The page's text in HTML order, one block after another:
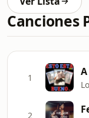
Canciones
1
2